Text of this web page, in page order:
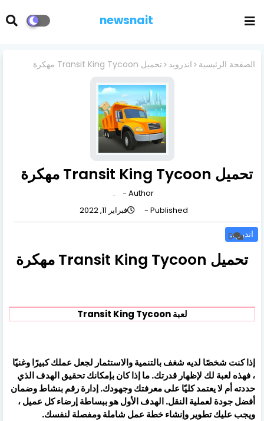
newsnait
الصفحة الرئيسية اندرويد تحميل Transit King Tycoon مهكرة
تحميل Transit King Tycoon مهكرة
Author -
.
Published -
فبراير 11, 2022
اندرويد0
تحميل Transit King Tycoon مهكرة
لعبة Transit King Tycoon
إذا كنت شخصًا لديه شغف بالتنمية والاستثمار لجعل عملك كبيرًا وغنيًا
، فهذه لعبة لك لإظهار قدرتك. ما إذا كان بإمكانك تحقيق الهدف الذي
حددته أم لا يعتمد كليًا على معرفتك وجهودك. إدارة رقم بنشاط وضمان
أفضل جودة لعملية النقل. الهدف الأول هو ببساطة إرضاء كل عميل ،
ويجب عليك تطوير وإنشاء خطة عمل شاملة ومفصلة لنفسك.